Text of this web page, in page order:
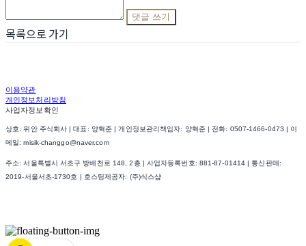
댓글 쓰기
목록으로 가기
이용약관
개인정보처리방침
사업자정보확인
상호: 위안 주식회사 | 대표: 양혁준 | 개인정보관리책임자: 양혁준 | 전화: 0507-1466-0473 | 이
메일: misik-changgo@naver.com
주소: 서울특별시 서초구 방배천로 148, 2층 | 사업자등록번호: 881-87-01414 | 통신판매:
2019-서울서초-1730호
| 호스팅제공자: (주)식스샵